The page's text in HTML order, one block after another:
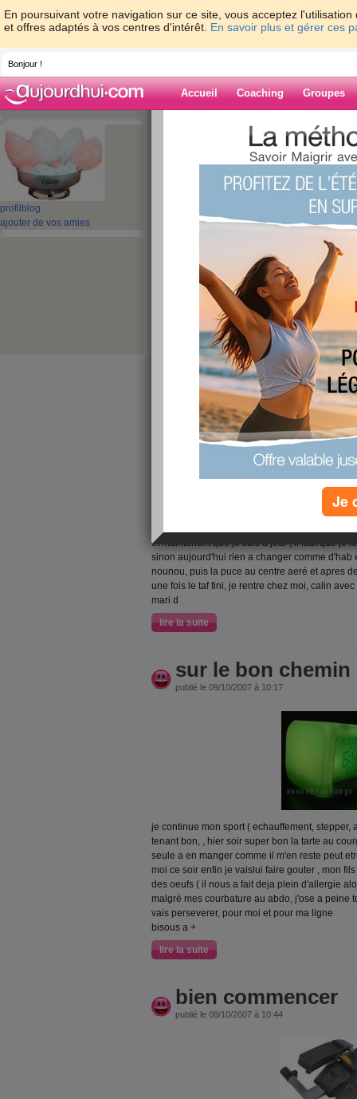
En poursuivant votre navigation sur ce site, vous acceptez
et offres adaptés à vos centres d'intérêt. En savoir plus et gérer ces
Bonjour !
Accueil Coaching Groupes
profil blog
ajouter de vos amies
>
Blog de kyleeva
‹ Préc. 1 2 3 4 5
dur le reveil ce
publié le 10/10/2007 à 11:04
ce matin, dur de me lever au point ou jeme
pour demain et bien non car mon bracelet
l'ai vu, donc , on recommence la seance de
stepper , abdo et bien les pompes verticales ,
et maintenant que je suis a jour , il faut que je
sinon aujourd'hui rien a changer comme d'hab
nounou, puis la puce au centre aeré et apres
une fois le taf fini, je rentre chez moi, calin
mari d
lire la suite
sur le bon chemin
publié le 09/10/2007 à 10:17
je continue mon sport ( echauffement, stepper,
tenant bon, , hier soir super bon la tarte au
seule a en manger comme il m'en reste peut
moi ce soir enfin je vaislui faire gouter , mon
des oeufs ( il nous a fait deja plein d'allergie
malgré mes courbature au abdo, j'ose a peine
vais perseverer, pour moi et pour ma ligne
bisous a +
lire la suite
bien commencer
publié le 08/10/2007 à 10:44
Je